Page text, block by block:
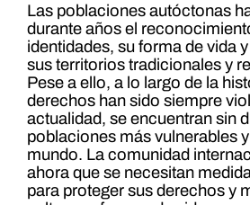
Las poblaciones autóctonas
durante años el
identidades, su forma de vida
sus territorios tradicionales y
Pese a ello, a lo largo de la
derechos han sido siempre
actualidad, se encuentran sin
poblaciones más vulnerables
mundo. La comunidad
ahora que se necesitan
para proteger sus derechos y